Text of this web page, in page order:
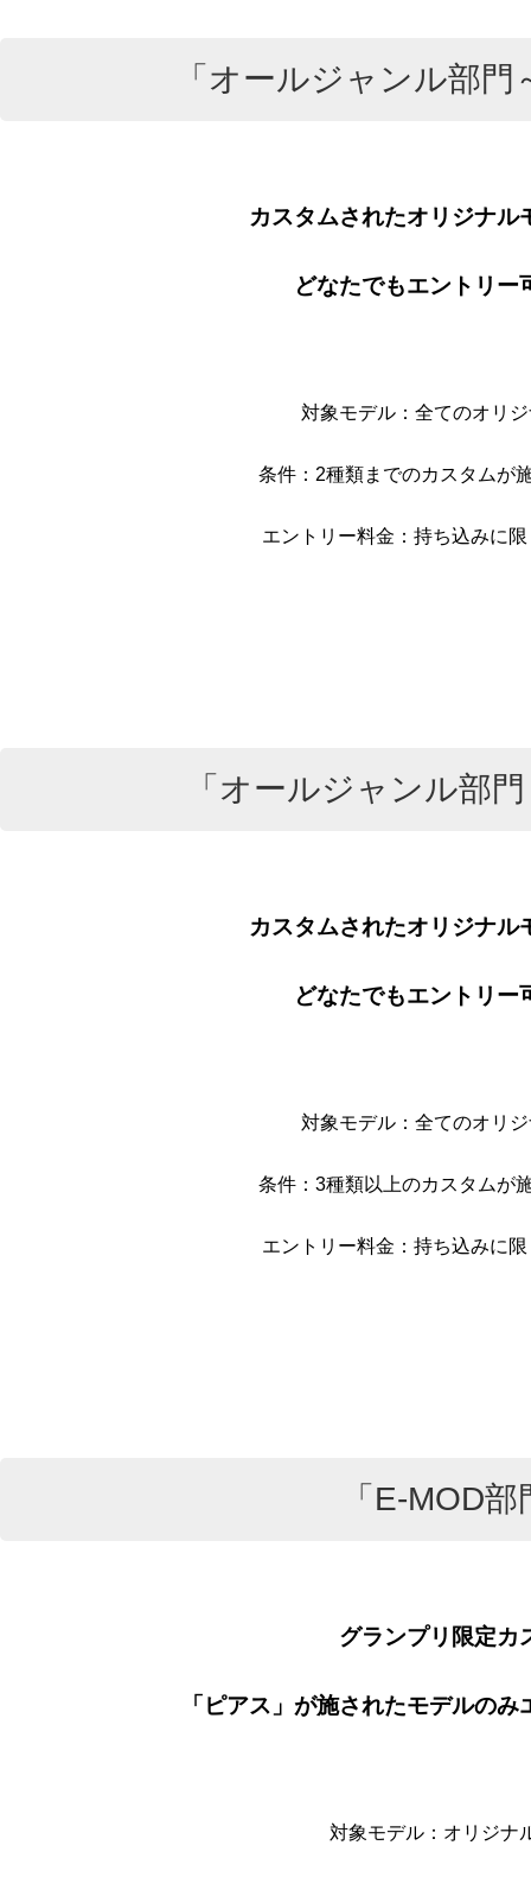
「オールジャンル部門
カスタムされたオリジナル
どなたでもエントリー
対象モデル：全てのオリ
条件：2種類までのカスタムが
エントリー料金：持ち込みに
「オールジャンル部
カスタムされたオリジナル
どなたでもエントリー
対象モデル：全てのオリ
条件：3種類以上のカスタムが
エントリー料金：持ち込みに
「E-MOD部
グランプリ限定カ
「ピアス」が施されたモデルの
対象モデル：オリジナ